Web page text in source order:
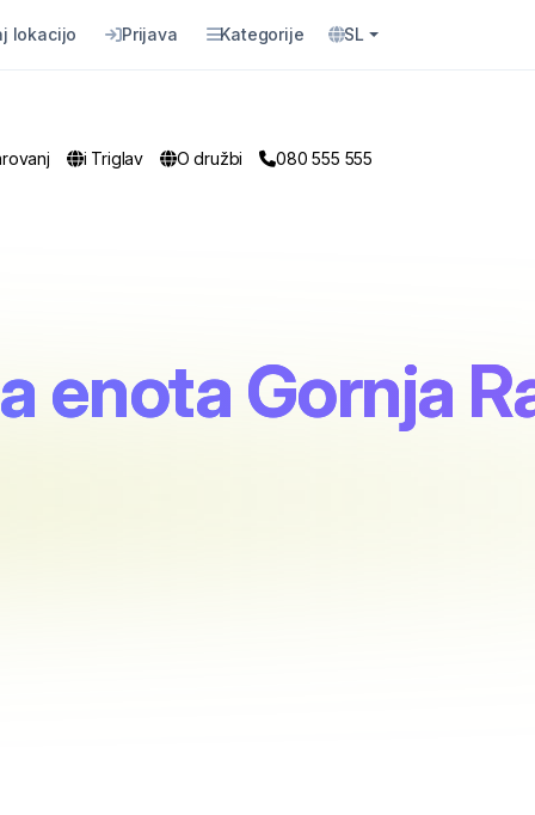
lokacijo Prijava Kategorije SL
i Triglav O družbi 080 555 555
enota Gornja